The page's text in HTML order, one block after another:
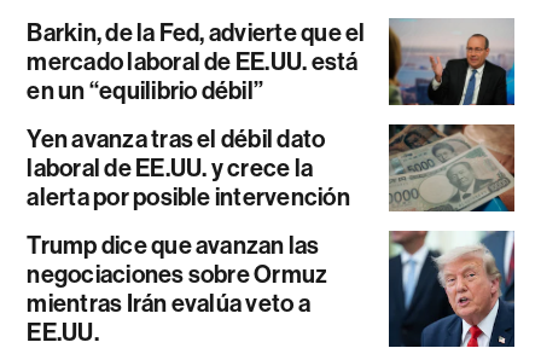
Barkin, de la Fed, advierte que el
mercado laboral de EE.UU. está
en un “equilibrio débil”
Yen avanza tras el débil dato
laboral de EE.UU. y crece la
alerta por posible intervención
Trump dice que avanzan las
negociaciones sobre Ormuz
mientras Irán evalúa veto a
EE.UU.